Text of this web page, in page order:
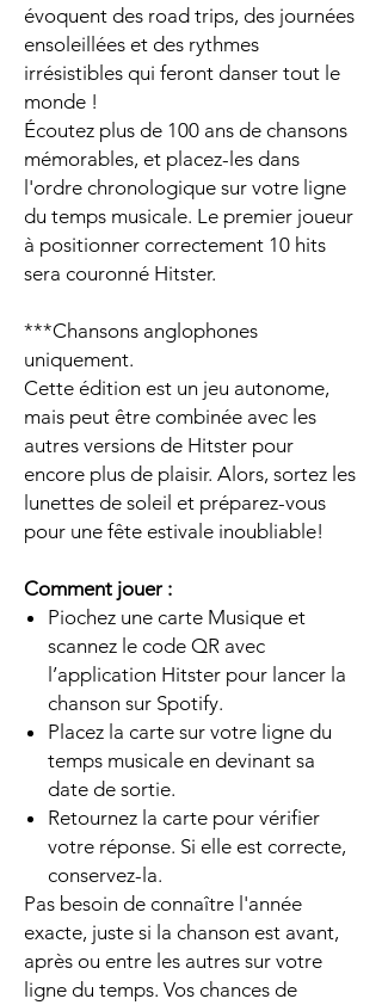
évoquent des road trips, des journées
ensoleillées et des rythmes
irrésistibles qui feront danser tout le
monde !
Écoutez plus de 100 ans de chansons
mémorables, et placez-les dans
l'ordre chronologique sur votre ligne
du temps musicale. Le premier joueur
à positionner correctement 10 hits
sera couronné Hitster.
***Chansons anglophones
uniquement.
Cette édition est un jeu autonome,
mais peut être combinée avec les
autres versions de Hitster pour
encore plus de plaisir. Alors, sortez les
lunettes de soleil et préparez-vous
pour une fête estivale inoubliable!
Comment jouer :
Piochez une carte Musique et
scannez le code QR avec
l’application Hitster pour lancer la
chanson sur Spotify.
Placez la carte sur votre ligne du
temps musicale en devinant sa
date de sortie.
Retournez la carte pour vérifier
votre réponse. Si elle est correcte,
conservez-la.
Pas besoin de connaître l'année
exacte, juste si la chanson est avant,
après ou entre les autres sur votre
ligne du temps. Vos chances de